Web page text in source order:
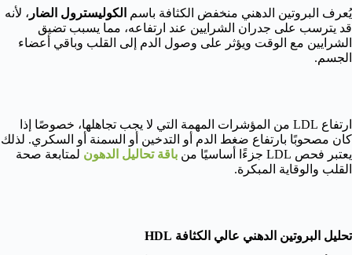
يُعرف البروتين الدهني منخفض الكثافة باسم الكوليسترول الضار ، لأنه
قد يترسب على جدران الشرايين عند ارتفاعه، مما يسبب تضيق
الشرايين مع الوقت ويؤثر على وصول الدم إلى القلب وباقي أعضاء
الجسم.
ارتفاع LDL من المؤشرات المهمة التي لا يجب تجاهلها، خصوصًا إذا
كان مصحوبًا بارتفاع ضغط الدم أو التدخين أو السمنة أو السكري. لذلك
يعتبر فحص LDL جزءًا أساسيًا من
باقة تحاليل الدهون لمتابعة صحة
القلب والوقاية المبكرة.
تحليل البروتين الدهني عالي الكثافة HDL